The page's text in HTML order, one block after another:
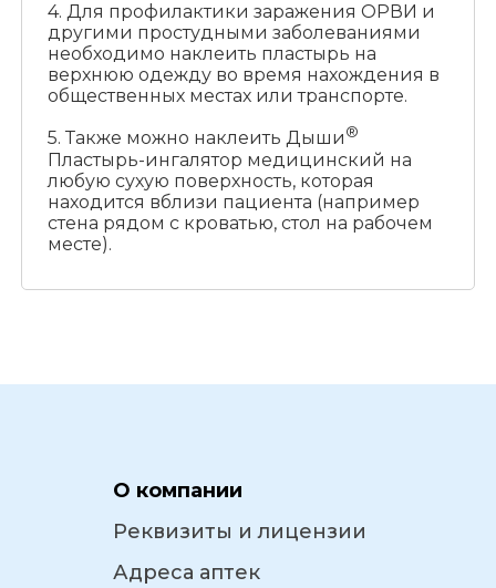
4. Для профилактики заражения ОРВИ и
другими простудными заболеваниями
необходимо наклеить пластырь на
верхнюю одежду во время нахождения в
общественных местах или транспорте.
5. Также можно наклеить Дыши®
Пластырь-ингалятор медицинский на
любую сухую поверхность, которая
находится вблизи пациента (например
стена рядом с кроватью, стол на рабочем
месте).
О компании
Реквизиты и лицензии
Адреса аптек